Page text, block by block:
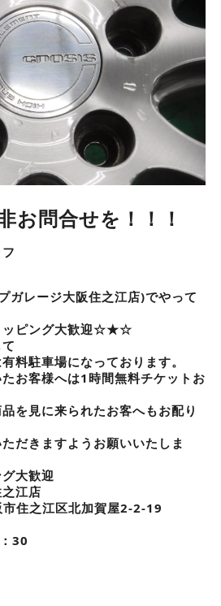
お問合せを！！！
レージ大阪住之江店)でやって
ピング大歓迎☆★☆
料駐車場になっております。
お客様へは1時間無料チケットお
を見に来られたお客へもお配り
だきますようお願いいたしま
大歓迎
江店
住之江区北加賀屋2-2-19
30